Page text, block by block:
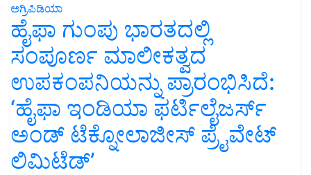
ಅಗ್ರಿಪಿಡಿಯಾ
ಹೈಫಾ ಗುಂಪು ಭಾರತದಲ್ಲಿ
ಸಂಪೂರ್ಣ ಮಾಲೀಕತ್ವದ
ಉಪಕಂಪನಿಯನ್ನು ಪ್ರಾರಂಭಿಸಿದೆ:
‘ಹೈಫಾ ಇಂಡಿಯಾ ಫರ್ಟಿಲೈಜರ್ಸ್
ಅಂಡ್ ಟೆಕ್ನೋಲಾಜೀಸ್ ಪ್ರೈವೇಟ್
ಲಿಮಿಟೆಡ್’